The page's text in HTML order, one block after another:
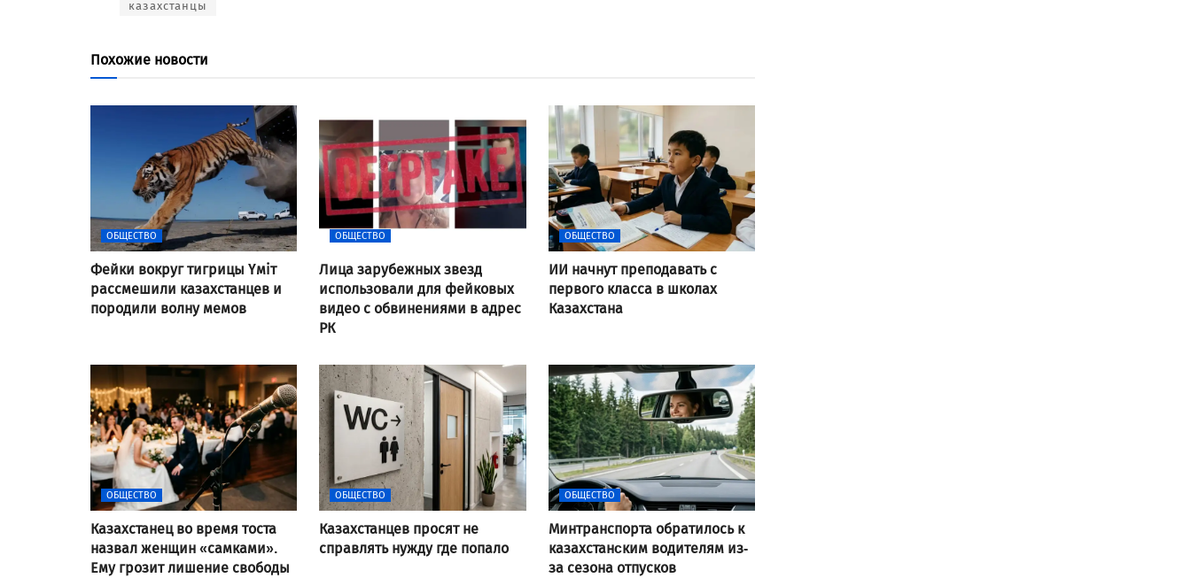
казахстанцы
Похожие новости
ОБЩЕСТВО
Фейки вокруг тигрицы Үміт
рассмешили казахстанцев и
породили волну мемов
ОБЩЕСТВО
Лица зарубежных звезд
использовали для фейковых
видео с обвинениями в адрес
РК
ОБЩЕСТВО
ИИ начнут преподавать с
первого класса в школах
Казахстана
ОБЩЕСТВО
Казахстанец во время тоста
назвал женщин «самками».
Ему грозит лишение свободы
ОБЩЕСТВО
Казахстанцев просят не
справлять нужду где попало
ОБЩЕСТВО
Минтранспорта обратилось к
казахстанcким водителям из-
за сезона отпусков